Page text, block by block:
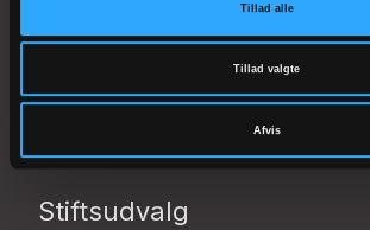
Tillad alle
Tillad valgte
Afvis
Stiftsadministrationen
Stiftsøvrigheden
Stiftsrådet
Stiftsudvalg